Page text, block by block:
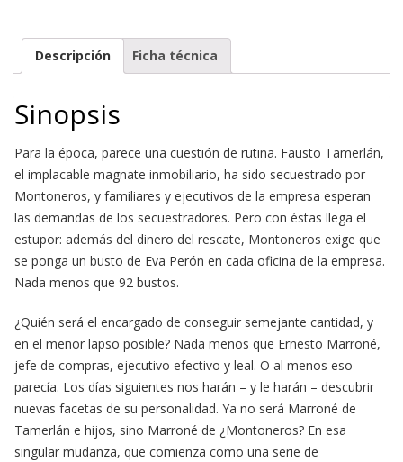
Descripción Ficha técnica
Sinopsis
Para la época, parece una cuestión de rutina. Fausto Tamerlán,
el implacable magnate inmobiliario, ha sido secuestrado por
Montoneros, y familiares y ejecutivos de la empresa esperan
las demandas de los secuestradores. Pero con éstas llega el
estupor: además del dinero del rescate, Montoneros exige que
se ponga un busto de Eva Perón en cada oficina de la empresa.
Nada menos que 92 bustos.
¿Quién será el encargado de conseguir semejante cantidad, y
en el menor lapso posible? Nada menos que Ernesto Marroné,
jefe de compras, ejecutivo efectivo y leal. O al menos eso
parecía. Los días siguientes nos harán – y le harán – descubrir
nuevas facetas de su personalidad. Ya no será Marroné de
Tamerlán e hijos, sino Marroné de ¿Montoneros? En esa
singular mudanza, que comienza como una serie de